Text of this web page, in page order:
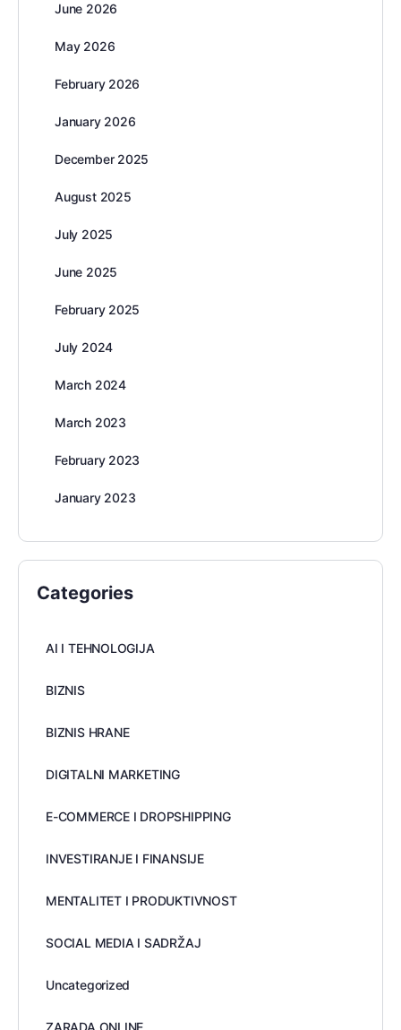
June 2026
May 2026
February 2026
January 2026
December 2025
August 2025
July 2025
June 2025
February 2025
July 2024
March 2024
March 2023
February 2023
January 2023
Categories
AI I TEHNOLOGIJA
BIZNIS
BIZNIS HRANE
DIGITALNI MARKETING
E-COMMERCE I DROPSHIPPING
INVESTIRANJE I FINANSIJE
MENTALITET I PRODUKTIVNOST
SOCIAL MEDIA I SADRŽAJ
Uncategorized
ZARADA ONLINE